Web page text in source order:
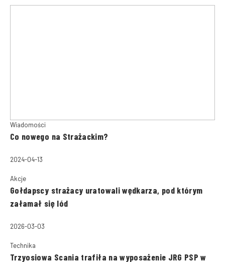
Wiadomości
Co nowego na Strażackim?
2024-04-13
Akcje
Gołdapscy strażacy uratowali wędkarza, pod którym
załamał się lód
2026-03-03
Technika
Trzyosiowa Scania trafiła na wyposażenie JRG PSP w